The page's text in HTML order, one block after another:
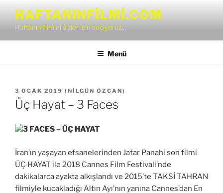
HAFTANINFILMI.COM
Haftanın filmini sizler için seçiyoruz…
Menü
YAYIM
TARIHI
3 OCAK 2019 ( NILGÜN ÖZCAN)
Üç Hayat – 3 Faces
3 FACES – ÜÇ HAYAT
İran’ın yaşayan efsanelerinden Jafar Panahi son filmi
ÜÇ HAYAT ile 2018 Cannes Film Festivali’nde
dakikalarca ayakta alkışlandı ve 2015’te TAKSİ TAHRAN
filmiyle kucakladığı Altın Ayı’nın yanına Cannes’dan En